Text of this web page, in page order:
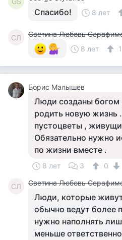
Спасибо! 8 лет
СЛ
Светина Любовь
8 лет
1
Борис Малышев
Люди созданы богом
родить новую жизнь
пустоцветы ,
Обязательно нужно
по жизни вместе .
8 лет 3 0
СЛ Светина Любовь
Люди, которые
обычно ведут более
нужно наполнять
меньше